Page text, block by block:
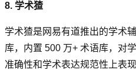
8. 学术猹
学术猹是网易有道推出的学术
库，内置 500 万+ 术语库，对
准确性和学术表达规范性上表